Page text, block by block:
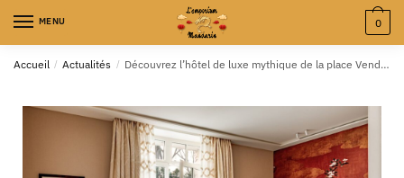
MENU 0
Accueil / Actualités / Découvrez l’hôtel de luxe mythique de la place Vendôme à Paris